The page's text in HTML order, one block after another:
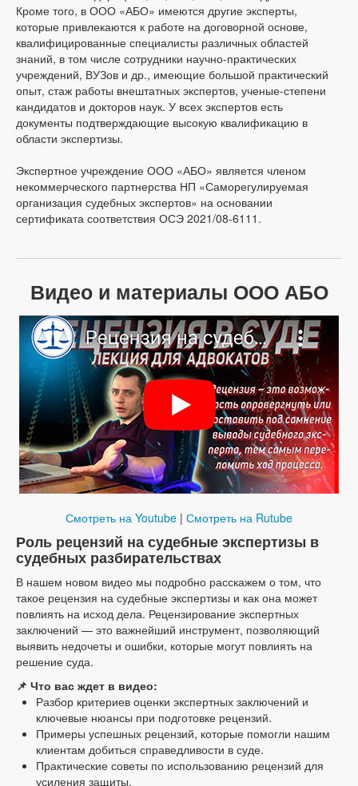
Кроме того, в ООО «АБО» имеются другие эксперты,
которые привлекаются к работе на договорной основе,
квалифицированные специалисты различных областей
знаний, в том числе сотрудники научно-практических
учреждений, ВУЗов и др., имеющие большой практический
опыт, стаж работы внештатных экспертов, ученые-степени
кандидатов и докторов наук. У всех экспертов есть
документы подтверждающие высокую квалификацию в
области экспертизы.
Экспертное учреждение ООО «АБО» является членом
некоммерческого партнерства НП «Саморегулируемая
организация судебных экспертов» на основании
сертификата соответствия ОСЭ 2021/08-6111.
Видео и материалы ООО АБО
Смотреть на Youtube | Смотреть на Rutube
Роль рецензий на судебные экспертизы в
судебных разбирательствах
В нашем новом видео мы подробно расскажем о том, что
такое рецензия на судебные экспертизы и как она может
повлиять на исход дела. Рецензирование экспертных
заключений — это важнейший инструмент, позволяющий
выявить недочеты и ошибки, которые могут повлиять на
решение суда.
📌 Что вас ждет в видео:
Разбор критериев оценки экспертных заключений и
ключевые нюансы при подготовке рецензий.
Примеры успешных рецензий, которые помогли нашим
клиентам добиться справедливости в суде.
Практические советы по использованию рецензий для
усиления защиты.